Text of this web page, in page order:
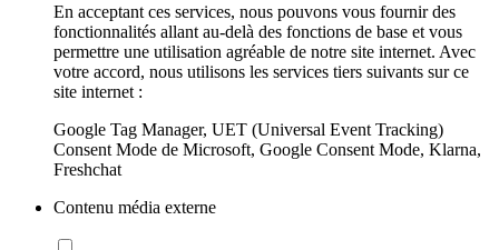
En acceptant ces services, nous pouvons vous fournir des
fonctionnalités allant au-delà des fonctions de base et vous
permettre une utilisation agréable de notre site internet. Avec
votre accord, nous utilisons les services tiers suivants sur ce
site internet :
Google Tag Manager, UET (Universal Event Tracking)
Consent Mode de Microsoft, Google Consent Mode, Klarna,
Freshchat
Contenu média externe